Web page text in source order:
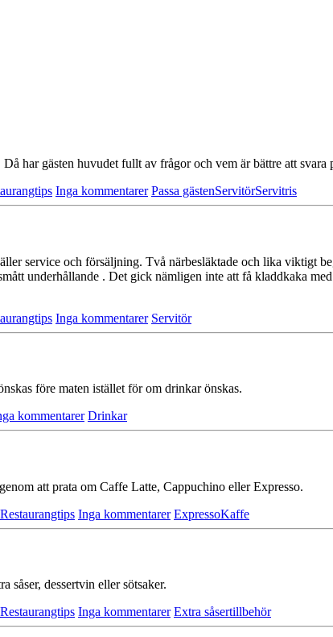
har gästen huvu­det fullt av frågor och vem är bättre att svara
Inga kommentarer Passa gästenServitörServitris
service och försäljning. Två närbesläktade och lika viktigt
underhållande . Det gick nämligen inte att få kladdkaka
Inga kommentarer Servitör
före maten istäl­let för om drinkar önskas.
kommentarer Drinkar
att prata om Caffe Latte, Cappuchino eller Expresso.
Restaurangtips Inga kommentarer ExpressoKaffe
dessert­vin el­ler sötsaker.
Restaurangtips Inga kommentarer Extra såsertillbehör